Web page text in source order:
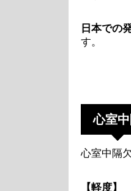
日本での
す。
心室
心室中隔
【軽度】